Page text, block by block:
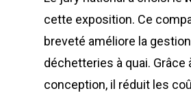
cette exposition. Ce
breveté améliore la
déchetteries à quai. Grâce
conception, il réduit les